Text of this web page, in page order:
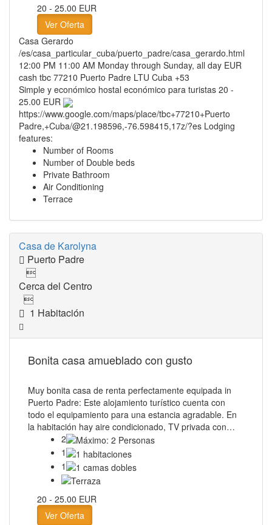
20 - 25.00 EUR
Ver Oferta
Casa Gerardo
/es/casa_particular_cuba/puerto_padre/casa_gerardo.html
12:00 PM 11:00 AM Monday through Sunday, all day EUR
cash tbc 77210 Puerto Padre LTU Cuba +53
Simple y económico hostal económico para turistas 20 -
25.00 EUR
https://www.google.com/maps/place/tbc+77210+Puerto
Padre,+Cuba/@21.198596,-76.598415,17z/?es Lodging
features:
Number of Rooms
Number of Double beds
Private Bathroom
Air Conditioning
Terrace
Casa de Karolyna
Puerto Padre

Cerca del Centro

1 Habitación
Bonita casa amueblado con gusto
Muy bonita casa de renta perfectamente equipada in
Puerto Padre: Este alojamiento turístico cuenta con
todo el equipamiento para una estancia agradable. En
la habitación hay aire condicionado, TV privada con…
2
1
1
20 - 25.00 EUR
Ver Oferta